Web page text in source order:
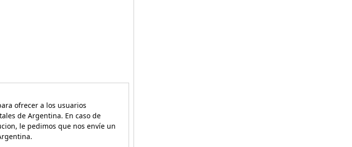
ofrecer a los usuarios
de Argentina. En caso de
le pedimos que nos envíe un